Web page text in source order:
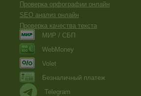
Проверка орфографии онлайн
SEO анализ онлайн
Проверка качества текста
МИР / СБП
WebMoney
Volet
Безналичный платеж
Telegram